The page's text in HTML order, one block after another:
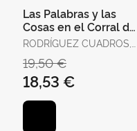
Las Palabras y las
Cosas en el Corral de
Comedias
RODRÍGUEZ CUADROS,
19,50 €
18,53 €